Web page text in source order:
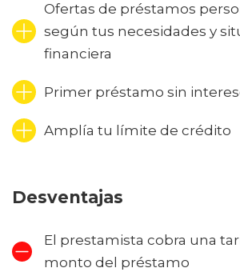
Ofertas de préstamos
según tus necesidades y
financiera
Primer préstamo sin
Amplía tu límite de crédito
Desventajas
El prestamista cobra una
monto del préstamo